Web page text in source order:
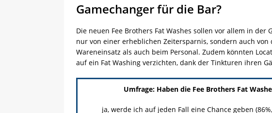
Gamechanger für die Bar?
Die neuen Fee Brothers Fat Washes sollen vor allem in
nur von einer erheblichen Zeitersparnis, sondern auch von
Wareneinsatz als auch beim Personal. Zudem könnten
auf ein Fat Washing verzichten, dank der Tinkturen ihren
Umfrage: Haben die Fee Brothers Fat
ja, werde ich auf jeden Fall eine Chance geben